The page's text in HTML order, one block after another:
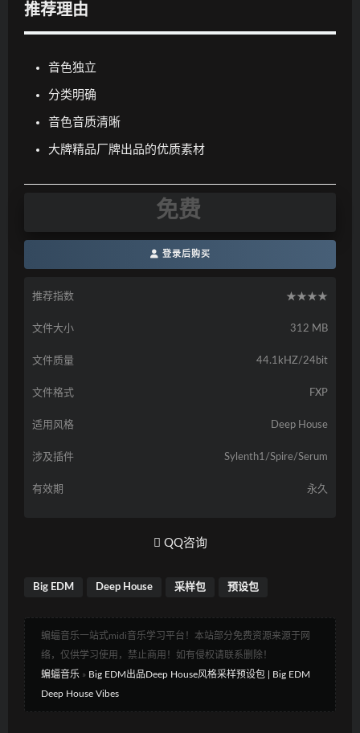
推荐理由
音色独立
分类明确
音色音质清晰
大牌精品厂牌出品的优质素材
免费
登录后购买
推荐指数 ★★★★
文件大小 312 MB
文件质量 44.1kHZ/24bit
文件格式 FXP
适用风格 Deep House
涉及插件 Sylenth1/Spire/Serum
有效期 永久
QQ咨询
Big EDM Deep House 采样包 预设包
蝙蝠音乐一站式midi音乐学习平台！本站部分免费资源来源于网
络，仅供学习使用，禁止商用！如有侵权请联系删除！
蝙蝠音乐 » Big EDM出品Deep House风格采样预设包 | Big EDM
Deep House Vibes